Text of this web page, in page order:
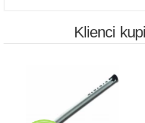
Klienci